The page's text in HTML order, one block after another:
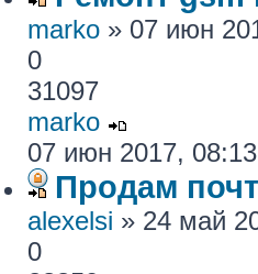
marko » 07 июн
0
31097
marko
07 июн 2017, 08:13
Продам
alexelsi » 24 май
0